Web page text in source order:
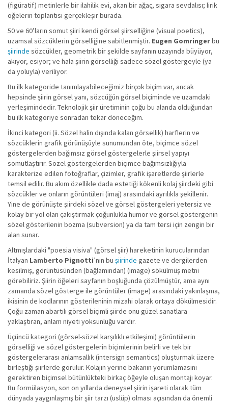
(figüratif) metinlerle bir ilahilik evi, akan bir ağaç, sigara sevdalısı; lirik
öğelerin toplantısı gerçekleşir burada.
50 ve 60’ların somut şiiri kendi görsel şiirselliğine (visual poetics),
uzamsal sözcüklerin görselliğine sabitlenmiştir. Eugen Gomringerbu
şiirinde sözcükler, geometrik bir şekilde sayfanın uzayında büyüyor,
akıyor, esiyor; ve hala şiirin görselliği sadece sözel göstergeyle (ya
da yoluyla) veriliyor.
Bu ilk kategoride tanımlayabileceğimiz birçok biçim var, ancak
hepsinde şiirin görsel yanı, sözcüğün görsel biçiminde ve uzamdaki
yerleşimindedir. Teknolojik şiir üretiminin çoğu bu alanda olduğundan
bu ilk kategoriye sonradan tekar döneceğim.
İkinci kategori (ii. Sözel halin dışında kalan görsellik) harflerin ve
sözcüklerin grafik görünüşüyle sunumundan öte, biçimce sözel
göstergelerden bağımsız görsel göstergelerle şiirsel yapıyı
somutlaştırır. Sözel göstergelerden biçimce bağımsızlığıyla
karakterize edilen fotoğraflar, çizimler, grafik işaretlerde şiirlerle
temsil edilir. Bu akım özellikle dada estetiği kökenli kolaj şiirdeki gibi
sözcükler ve onların görüntüleri (imaj) arasındaki ayrılıkla şekillenir.
Yine de görünüşte şiirdeki sözel ve görsel göstergeleri yetersiz ve
kolay bir yol olan çakıştırmak çoğunlukla humor ve görsel göstergenin
sözel gösterilenin bozma (subversion) ya da tam tersi için zengin bir
alan sunar.
Altmışlardaki "poesia visiva" (görsel şiir) hareketinin kurucularından
İtalyan Lamberto Pignotti’nin bu şiirinde gazete ve dergilerden
kesilmiş, görüntüsünden (bağlamından) (image) sökülmüş metni
görebiliriz. Şiirin öğeleri sayfanın boşluğunda çözülmüştür, ama aynı
zamanda sözel gösterge ile görüntüler (image) arasındaki yakınlaşma,
ikisinin de kodlarının gösterileninin mizahi olarak ortaya dökülmesidir.
Çoğu zaman abartılı görsel biçimli şiirde onu güzel sanatlara
yaklaştıran, anlam niyeti yoksunluğu vardır.
Üçüncü kategori (görsel-sözel karşılıklı etkileşimi) görüntülerin
görselliği ve sözel göstergelerin biçimlerinin belirli ve tek bir
göstergelerarası anlamsallık (intersign semantics) oluşturmak üzere
birleştiği şiirlerde görülür. Kolajın yerine bakanın yorumlamasını
gerektiren biçimsel bütünlükteki birkaç öğeyle oluşan montajı koyar.
Bu formülasyon, son on yıllarda deneysel şiirin işareti olarak tüm
dünyada yaygınlaşmış bir şiir tarzı (uslüp) olması açısından da önemli